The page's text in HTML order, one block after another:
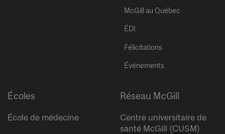
McGill au Québec
ÉDI
Félicitations
Événements
Écoles
École de médecine
Réseau McGill
Centre universitaire de
santé McGill (CUSM)